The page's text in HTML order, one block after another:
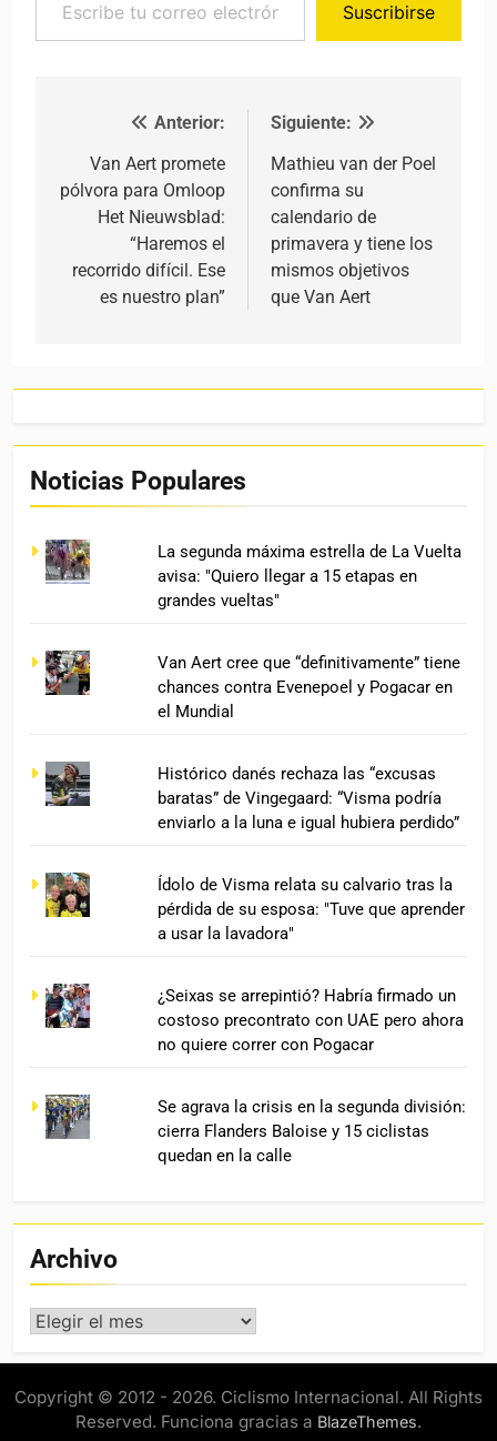
Suscribirse
Navegación de entradas
Anterior:
Van Aert promete
pólvora para Omloop
Het Nieuwsblad:
“Haremos el
recorrido difícil. Ese
es nuestro plan”
Siguiente:
Mathieu van der Poel
confirma su
calendario de
primavera y tiene los
mismos objetivos
que Van Aert
Noticias Populares
La segunda máxima estrella de La Vuelta
avisa: "Quiero llegar a 15 etapas en
grandes vueltas"
Van Aert cree que “definitivamente” tiene
chances contra Evenepoel y Pogacar en
el Mundial
Histórico danés rechaza las “excusas
baratas” de Vingegaard: “Visma podría
enviarlo a la luna e igual hubiera perdido”
Ídolo de Visma relata su calvario tras la
pérdida de su esposa: "Tuve que aprender
a usar la lavadora"
¿Seixas se arrepintió? Habría firmado un
costoso precontrato con UAE pero ahora
no quiere correr con Pogacar
Se agrava la crisis en la segunda división:
cierra Flanders Baloise y 15 ciclistas
quedan en la calle
Archivo
Archivo
Copyright © 2012 - 2026. Ciclismo Internacional. All Rights
Reserved. Funciona gracias a BlazeThemes.